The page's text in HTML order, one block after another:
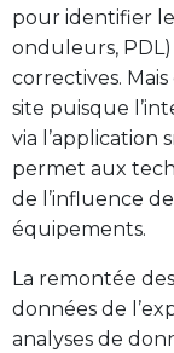
pour identifier
onduleurs, PDL)
correctives.
site puisque
via l’application
permet aux
de l’influence
équipements.
La remontée
données de
analyses de